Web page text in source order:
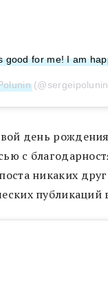
good for me! I am
день
с
никаких